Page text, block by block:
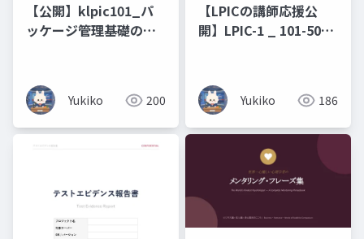
【公開】klpic101_パ
ッケージ管理基礎の攻
Yukiko 200
【LPICの講師応援公
開】LPIC-1 _ 101-500
ンジニアのための 7 日
間集中研修）コマンド
暗記ではなく、なぜそ
う動くのかを図で理解
Yukiko 186